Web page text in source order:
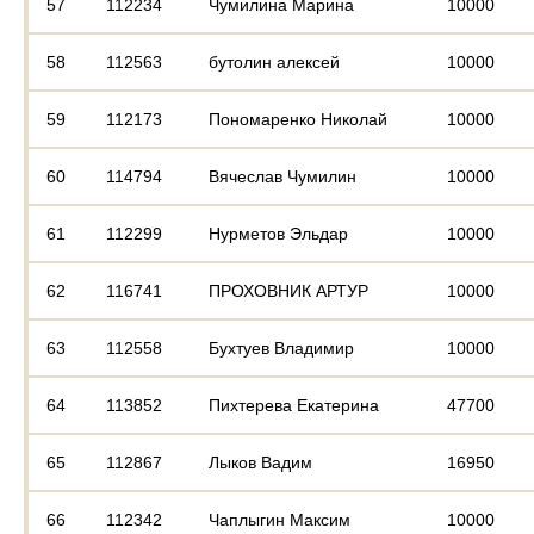
57 112234 Чумилина Марина 10000
58 112563 бутолин алексей 10000
59 112173 Пономаренко Николай 10000
60 114794 Вячеслав Чумилин 10000
61 112299 Нурметов Эльдар 10000
62 116741 ПРОХОВНИК АРТУР 10000
63 112558 Бухтуев Владимир 10000
64 113852 Пихтерева Екатерина 47700
65 112867 Лыков Вадим 16950
66 112342 Чаплыгин Максим 10000